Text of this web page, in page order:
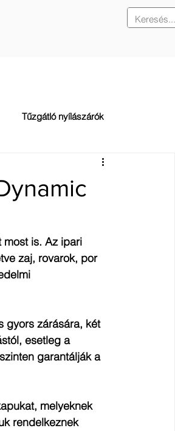
Tűzgátló nyílászárók
most is. Az ipari
zaj, rovarok, por
gyors zárására, két
esetleg a
garantálják a
melyeknek
rendelkeznek